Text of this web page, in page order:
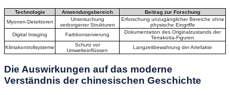
Technologie Anwendungsbereich
Beitrag zur Forschung
Myonen-Detektoren
Untersuchung
verborgener Strukturen
Erforschung unzugänglicher Bereiche ohne
physische Eingriffe
Digital Imaging
Farbkonservierung
Dokumentation des Originalzustands der
Terrakotta-Figuren
Klimakontrollsysteme
Schutz vor
Umwelteinflüssen
Langzeitbewahrung der Artefakte
Die Auswirkungen auf das moderne
Verständnis der chinesischen Geschichte